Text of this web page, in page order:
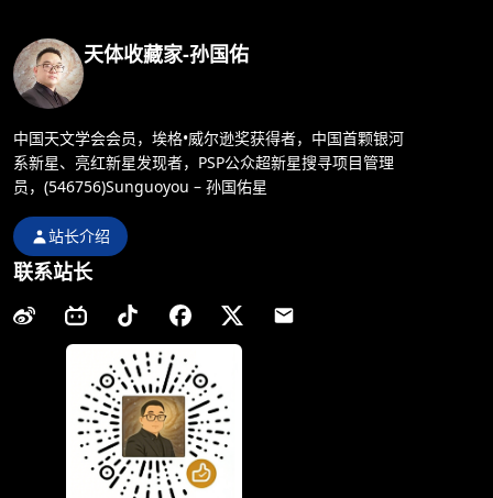
天体收藏家-孙国佑
中国天文学会会员，埃格•威尔逊奖获得者，中国首颗银河
系新星、亮红新星发现者，PSP公众超新星搜寻项目管理
员，(546756)Sunguoyou – 孙国佑星
站长介绍
联系站长